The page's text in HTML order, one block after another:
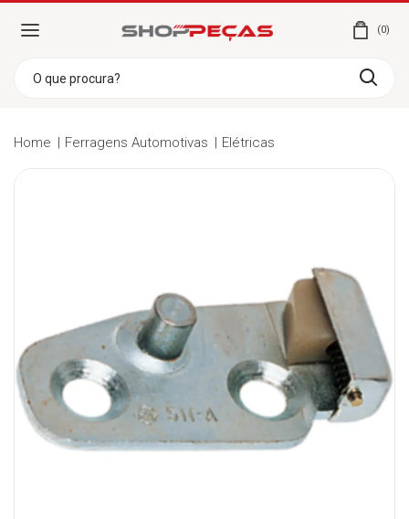
0
Home Ferragens Automotivas Elétricas